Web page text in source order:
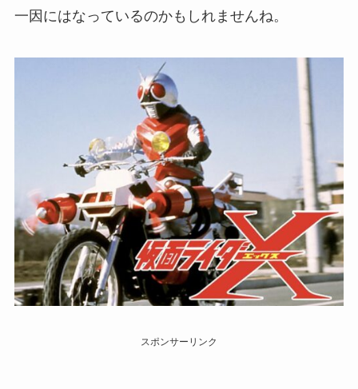
一因にはなっているのかもしれませんね。
スポンサーリンク